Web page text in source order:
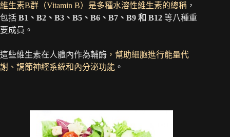
維生素B群（Vitamin B）是多種水溶性維生素的總稱 ，
包括 B1、B2、B3、B5、B6、B7、B9 和 B12 等八種重
要成員。
這些維生素在人體內作為輔酶 ，幫助細胞進行能量代
謝、調節神經系統和內分泌功能 。